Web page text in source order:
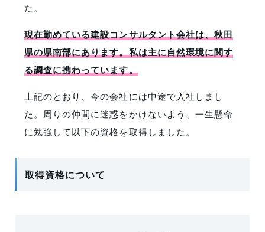
た。
現在勤めている建設コンサルタント会社は、秋田
県の県南部にあります。私は主に自然環境に関す
る調査に携わっています。
上記のとおり、今の会社には中途で入社しまし
た。周りの仲間に迷惑をかけないよう、一生懸命
に勉強して以下の資格を取得しました。
取得資格について